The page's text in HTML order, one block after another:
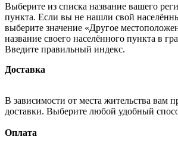
Выберите из списка название вашего
пункта. Если вы не нашли свой
выберите значение «Другое
название своего населённого пункта в
Введите правильный индекс.
Доставка
В зависимости от места жительства вам
доставки. Выберите любой удобный
Оплата